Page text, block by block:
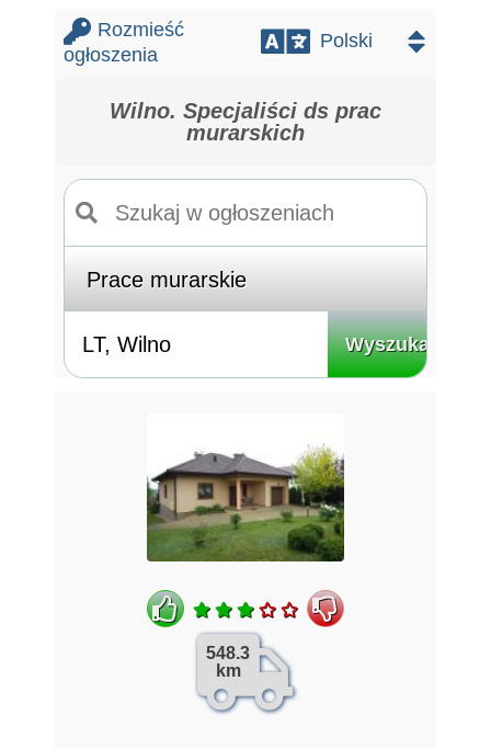
Rozmieść
ogłoszenia
Wilno. Specjaliści ds prac
murarskich
Wyszukaj
548.3
km